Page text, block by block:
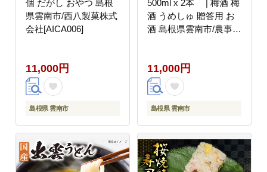
個 だがし おやつ 島根
県雲南市/西八製菓株式
会社[AICA006]
11,000円
島根県 雲南市
500ml x 2本 | 梅酒 梅
酒 うめしゅ 贈答用 お
酒 島根県雲南市/農事組
11,000円
島根県 雲南市